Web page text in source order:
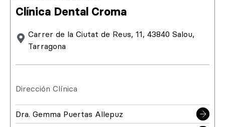
Clínica Dental Croma
Carrer de la Ciutat de Reus, 11, 43840 Salou,
Tarragona
Dirección Clínica
Dra. Gemma Puertas Allepuz